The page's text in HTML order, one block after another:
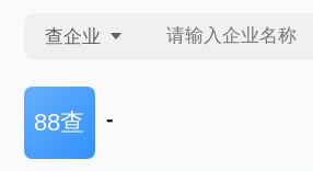
查企业
查企业
88查 -